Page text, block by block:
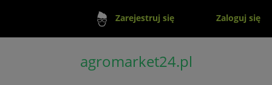
Zarejestruj się Zaloguj się
agromarket24.pl